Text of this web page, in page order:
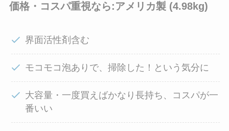
価格・コスパ重視なら:アメリカ製 (4.98kg)
界面活性剤含む
モコモコ泡ありで、掃除した！という気分に
大容量・一度買えばかなり長持ち、コスパが一
番いい